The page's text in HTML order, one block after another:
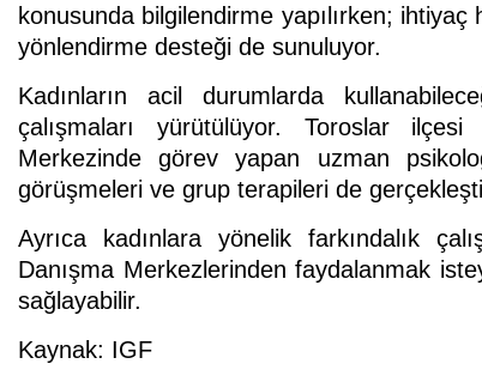
konusunda bilgilendirme yapılırken;
yönlendirme desteği de sunuluyor.
Kadınların acil durumlarda
çalışmaları yürütülüyor. Toroslar
Merkezinde görev yapan uzman
görüşmeleri ve grup terapileri de
Ayrıca kadınlara yönelik farkındalık
Danışma Merkezlerinden faydalanmak
sağlayabilir.
Kaynak: IGF